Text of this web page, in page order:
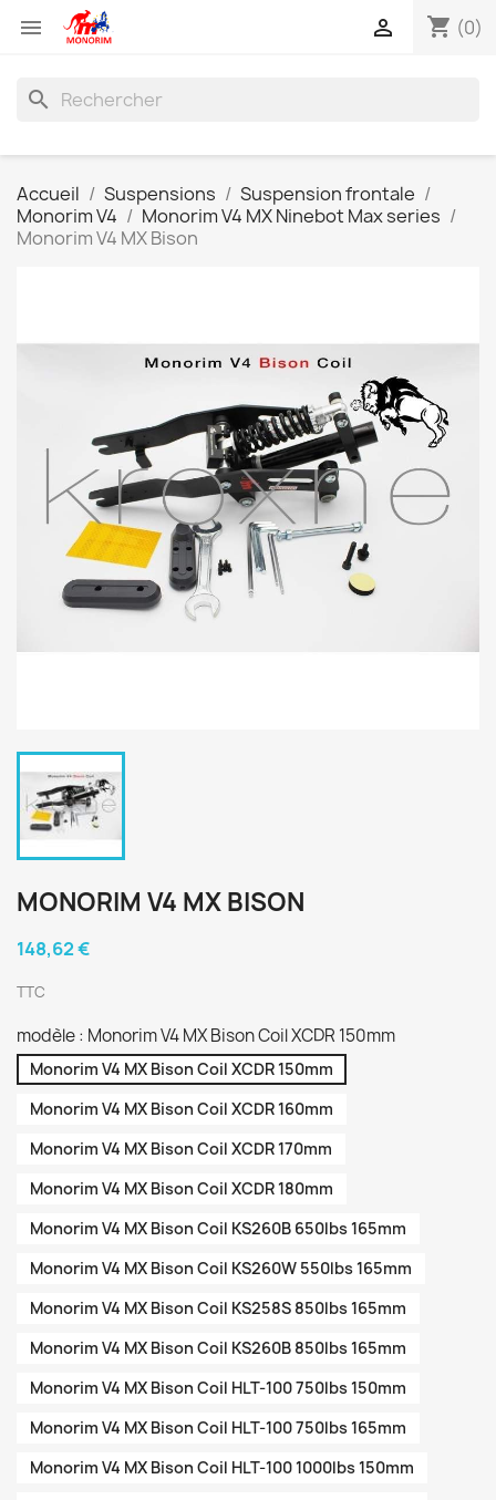
 shopping_cart (0)

search
Accueil Suspensions
Suspension frontale
Monorim V4
Monorim V4 MX Ninebot Max series
Monorim V4 MX Bison
MONORIM V4 MX BISON
148,62 €
TTC
modèle : Monorim V4 MX Bison Coil XCDR 150mm
Monorim V4 MX Bison Coil XCDR 150mm
Monorim V4 MX Bison Coil XCDR 160mm
Monorim V4 MX Bison Coil XCDR 170mm
Monorim V4 MX Bison Coil XCDR 180mm
Monorim V4 MX Bison Coil KS260B 650lbs 165mm
Monorim V4 MX Bison Coil KS260W 550lbs 165mm
Monorim V4 MX Bison Coil KS258S 850lbs 165mm
Monorim V4 MX Bison Coil KS260B 850lbs 165mm
Monorim V4 MX Bison Coil HLT-100 750lbs 150mm
Monorim V4 MX Bison Coil HLT-100 750lbs 165mm
Monorim V4 MX Bison Coil HLT-100 1000lbs 150mm